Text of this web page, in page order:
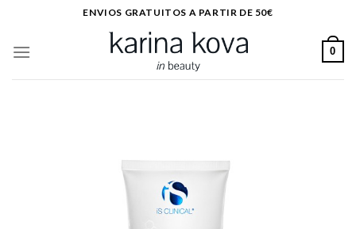
contenido
ENVIOS GRATUITOS A PARTIR DE 50€
0